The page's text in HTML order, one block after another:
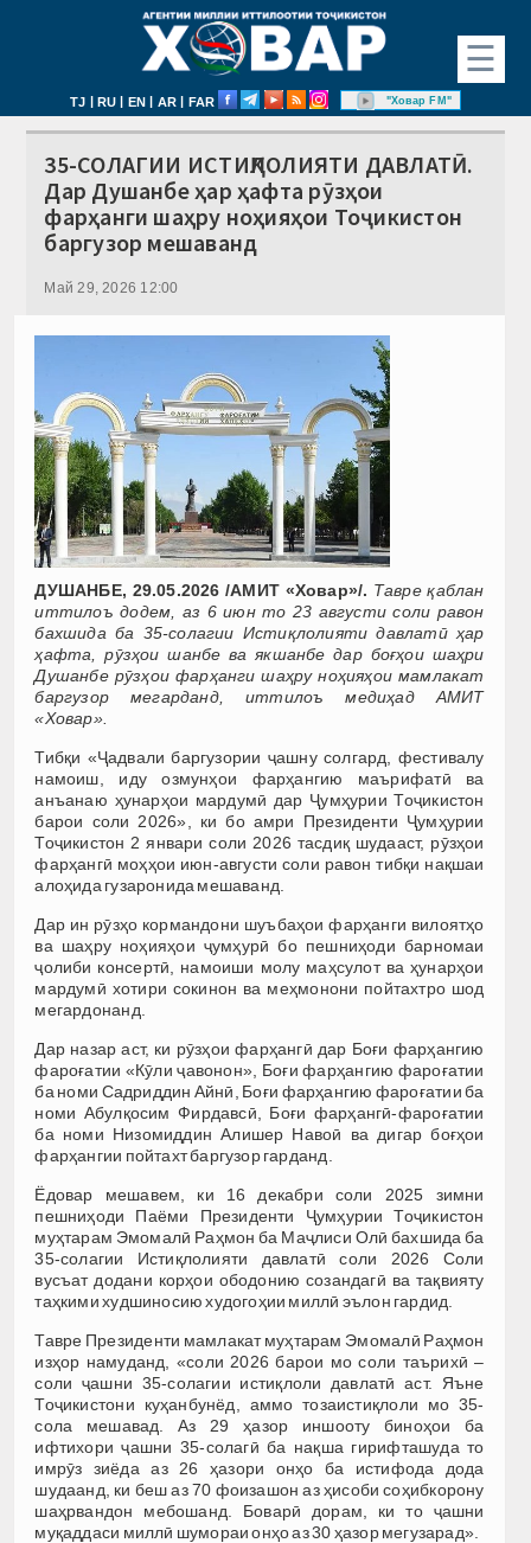
☰
TJ | RU | EN | AR | FAR "Ховар FM"
35-СОЛАГИИ ИСТИҚЛОЛИЯТИ ДАВЛАТӢ.
Дар Душанбе ҳар ҳафта рӯзҳои
фарҳанги шаҳру ноҳияҳои Тоҷикистон
баргузор мешаванд
Май 29, 2026 12:00
ДУШАНБЕ, 29.05.2026 /АМИТ «Ховар»/. Тавре қаблан
иттилоъ додем, аз 6 июн то 23 августи соли равон
бахшида ба 35-солагии Истиқлолияти давлатӣ ҳар
ҳафта, рӯзҳои шанбе ва якшанбе дар боғҳои шаҳри
Душанбе рӯзҳои фарҳанги шаҳру ноҳияҳои мамлакат
баргузор мегарданд, иттилоъ медиҳад АМИТ
«Ховар».
Тибқи «Ҷадвали баргузории ҷашну солгард, фестивалу
намоиш, иду озмунҳои фарҳангию маърифатӣ ва
анъанаю ҳунарҳои мардумӣ дар Ҷумҳурии Тоҷикистон
барои соли 2026», ки бо амри Президенти Ҷумҳурии
Тоҷикистон 2 январи соли 2026 тасдиқ шудааст, рӯзҳои
фарҳангӣ моҳҳои июн-августи соли равон тибқи нақшаи
алоҳида гузаронида мешаванд.
Дар ин рӯзҳо кормандони шуъбаҳои фарҳанги вилоятҳо
ва шаҳру ноҳияҳои ҷумҳурӣ бо пешниҳоди барномаи
ҷолиби консертӣ, намоиши молу маҳсулот ва ҳунарҳои
мардумӣ хотири сокинон ва меҳмонони пойтахтро шод
мегардонанд.
Дар назар аст, ки рӯзҳои фарҳангӣ дар Боғи фарҳангию
фароғатии «Кӯли ҷавонон», Боғи фарҳангию фароғатии
ба номи Садриддин Айнӣ, Боғи фарҳангию фароғатии ба
номи Абулқосим Фирдавсӣ, Боғи фарҳангӣ-фароғатии
ба номи Низомиддин Алишер Навоӣ ва дигар боғҳои
фарҳангии пойтахт баргузор гарданд.
Ёдовар мешавем, ки 16 декабри соли 2025 зимни
пешниҳоди Паёми Президенти Ҷумҳурии Тоҷикистон
муҳтарам Эмомалӣ Раҳмон ба Маҷлиси Олӣ бахшида ба
35-солагии Истиқлолияти давлатӣ соли 2026 Соли
вусъат додани корҳои ободонию созандагӣ ва тақвияту
таҳкими худшиносию худогоҳии миллӣ эълон гардид.
Тавре Президенти мамлакат муҳтарам Эмомалӣ Раҳмон
изҳор намуданд, «соли 2026 барои мо соли таърихӣ –
соли ҷашни 35-солагии истиқлоли давлатӣ аст. Яъне
Тоҷикистони куҳанбунёд, аммо тозаистиқлоли мо 35-
сола мешавад. Аз 29 ҳазор иншооту биноҳои ба
ифтихори ҷашни 35-солагӣ ба нақша гирифташуда то
имрӯз зиёда аз 26 ҳазори онҳо ба истифода дода
шудаанд, ки беш аз 70 фоизашон аз ҳисоби соҳибкорону
шаҳрвандон мебошанд. Боварӣ дорам, ки то ҷашни
муқаддаси миллӣ шумораи онҳо аз 30 ҳазор мегузарад».